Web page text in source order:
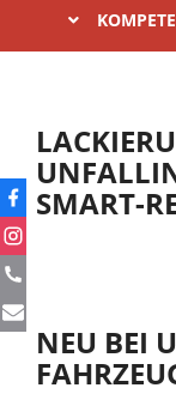
SMART-
NEU BEI